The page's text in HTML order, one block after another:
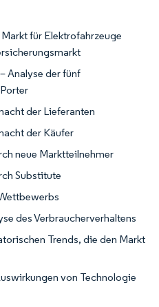
für Elektrofahrzeuge
Analyse der fünf
der Lieferanten
der Käufer
neue Marktteilnehmer
Substitute
des Verbraucherverhaltens
Trends, die den Markt
von Technologie